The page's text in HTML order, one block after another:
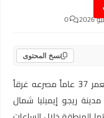
0
نسخ المحتوى
لقي مواطن مغربي يبلغ من العمر 37 عاماً مصرعه غرقاً
ريجو إيميليا شمال